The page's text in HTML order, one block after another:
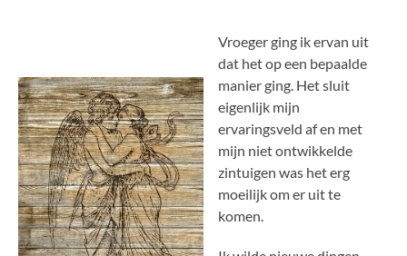
Vroeger ging ik ervan uit
dat het op een bepaalde
manier ging. Het sluit
eigenlijk mijn
ervaringsveld af en met
mijn niet ontwikkelde
zintuigen was het erg
moeilijk om er uit te
komen.